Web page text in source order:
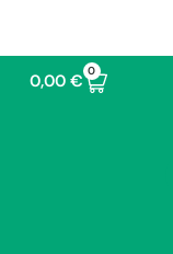
0,00 € 0